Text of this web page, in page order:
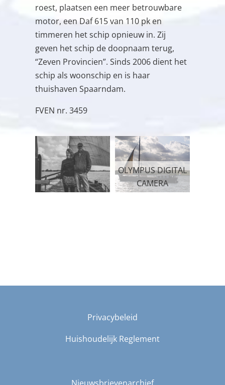
roest, plaatsen een meer betrouwbare
motor, een Daf 615 van 110 pk en
timmeren het schip opnieuw in. Zij
geven het schip de doopnaam terug,
“Zeven Provincien”. Sinds 2006 dient het
schip als woonschip en is haar
thuishaven Spaarndam.
FVEN nr. 3459
OLYMPUS DIGITAL
CAMERA
Privacybeleid
Huishoudelijk Reglement